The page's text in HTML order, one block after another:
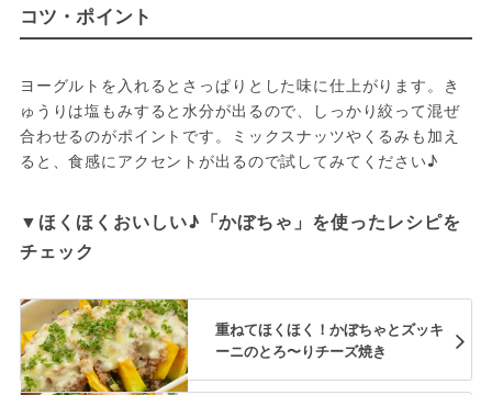
コツ・ポイント
ヨーグルトを入れるとさっぱりとした味に仕上がります。き
ゅうりは塩もみすると水分が出るので、しっかり絞って混ぜ
合わせるのがポイントです。ミックスナッツやくるみも加え
ると、食感にアクセントが出るので試してみてください♪
▼ほくほくおいしい♪「かぼちゃ」を使ったレシピを
チェック
重ねてほくほく！かぼちゃとズッキ
ーニのとろ〜りチーズ焼き